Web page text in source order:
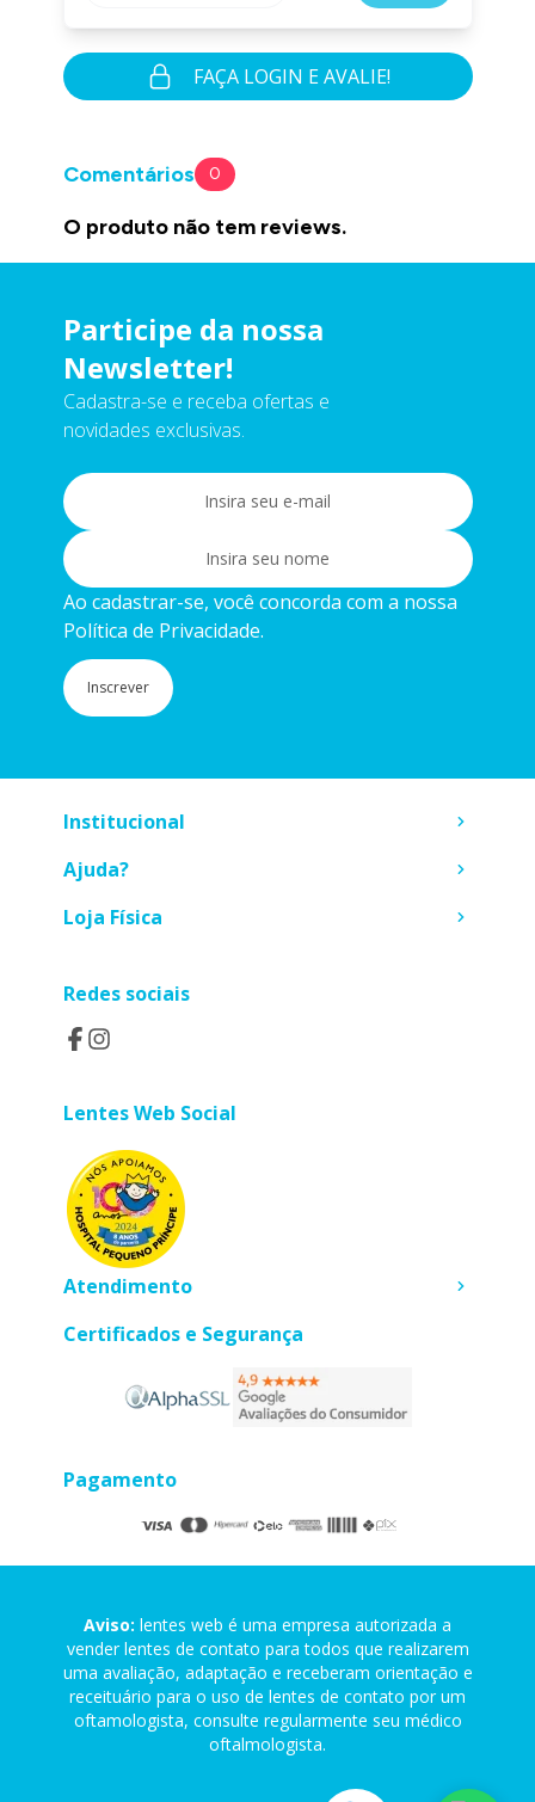
FAÇA LOGIN E AVALIE!
Comentários 0
O produto não tem reviews.
Participe da nossa
Newsletter!
Cadastra-se e receba ofertas e
novidades exclusivas.
Ao cadastrar-se, você concorda com a nossa
Política de Privacidade.
Inscrever
Institucional
Ajuda?
Loja Física
Redes sociais
Lentes Web Social
Atendimento
Certificados e Segurança
Pagamento
Aviso: lentes web é uma empresa autorizada a
vender lentes de contato para todos que realizarem
uma avaliação, adaptação e receberam orientação e
receituário para o uso de lentes de contato por um
oftamologista, consulte regularmente seu médico
oftalmologista.